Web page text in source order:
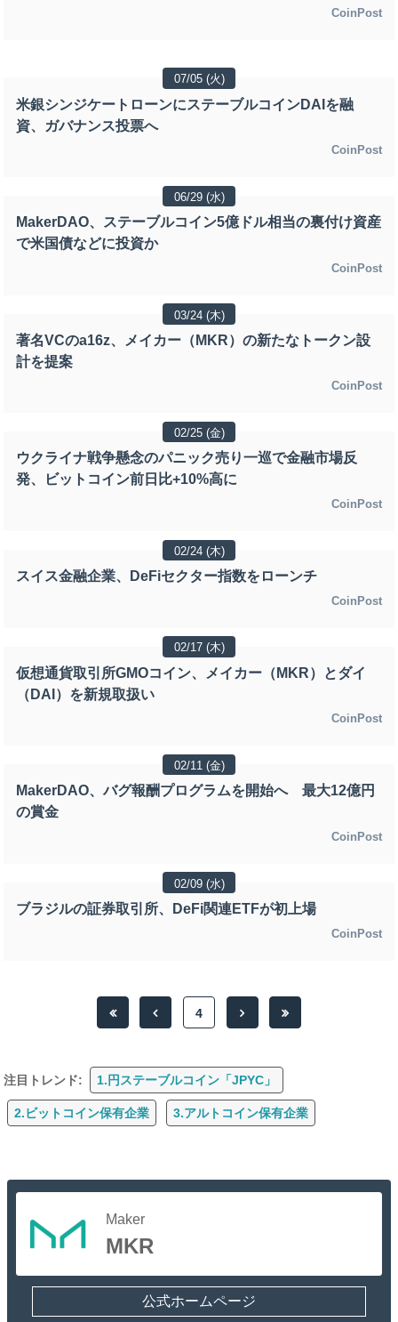
CoinPost
07/05 (火)
米銀シンジケートローンにステーブルコインDAIを融
資、ガバナンス投票へ
CoinPost
06/29 (水)
MakerDAO、ステーブルコイン5億ドル相当の裏付け資産
で米国債などに投資か
CoinPost
03/24 (木)
著名VCのa16z、メイカー（MKR）の新たなトークン設
計を提案
CoinPost
02/25 (金)
ウクライナ戦争懸念のパニック売り一巡で金融市場反
発、ビットコイン前日比+10%高に
CoinPost
02/24 (木)
スイス金融企業、DeFiセクター指数をローンチ
CoinPost
02/17 (木)
仮想通貨取引所GMOコイン、メイカー（MKR）とダイ
（DAI）を新規取扱い
CoinPost
02/11 (金)
MakerDAO、バグ報酬プログラムを開始へ 最大12億円
の賞金
CoinPost
02/09 (水)
ブラジルの証券取引所、DeFi関連ETFが初上場
CoinPost
4
注目トレンド: 1.円ステーブルコイン「JPYC」
2.ビットコイン保有企業 3.アルトコイン保有企業
Maker
MKR
公式ホームページ